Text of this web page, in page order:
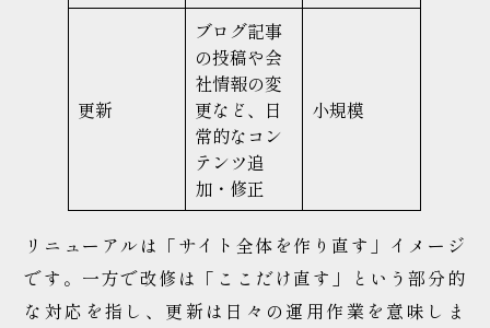
更新
ブログ記事
の投稿や会
社情報の変
更など、日
常的なコン
テンツ追
加・修正
小規模
リニューアルは「サイト全体を作り直す」イメージ
です。一方で改修は「ここだけ直す」という部分的
な対応を指し、更新は日々の運用作業を意味しま